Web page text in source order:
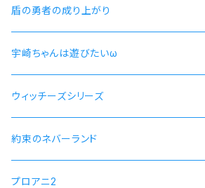
盾の勇者の成り上がり
尚文
ラフタリア
フィーロ
宇崎ちゃんは遊びたいω
宇崎ちゃんモデル
先輩モデル
ウィッチーズシリーズ
ストライクウィッチーズ15周年501部隊モデル
約束のネバーランド
プロアニ2